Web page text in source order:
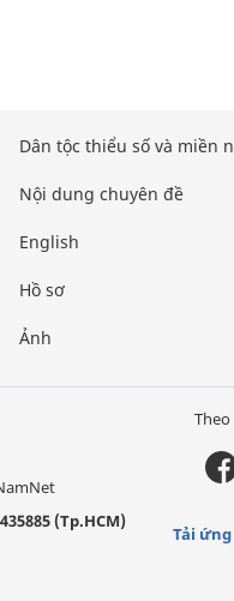
Dân tộc thiểu số và miền
Nội dung chuyên đề
English
Hồ sơ
Ảnh
(Tp.HCM)
Tải